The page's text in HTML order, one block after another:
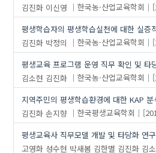
김진화 이신영 한국농·산업교육학회
평생학습자의 평생학습실천에 대한 실증
김진화 박정의 한국농·산업교육학회
평생교육 프로그램 운영 직무 확인 및 타
김소현 김진화 한국농·산업교육학회
지역주민의 평생학습환경에 대한 KAP
김진화 손지향 한국평생교육학회
평생교육사 직무모델 개발 및 타당화 연구
고영화 성수현 박새봄 김한별 김진화 김